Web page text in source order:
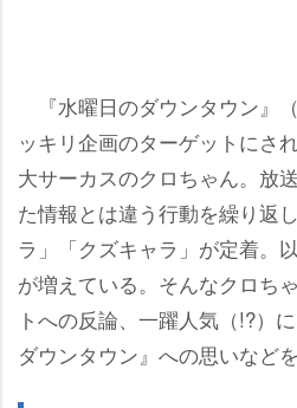
『水曜日のダウンタウン』
ッキリ企画のターゲットにさ
大サーカスのクロちゃん。放
た情報とは違う行動を繰り返
ラ」「クズキャラ」が定着。
が増えている。そんなクロち
トへの反論、一躍人気（!?）
ダウンタウン』への思いなどを